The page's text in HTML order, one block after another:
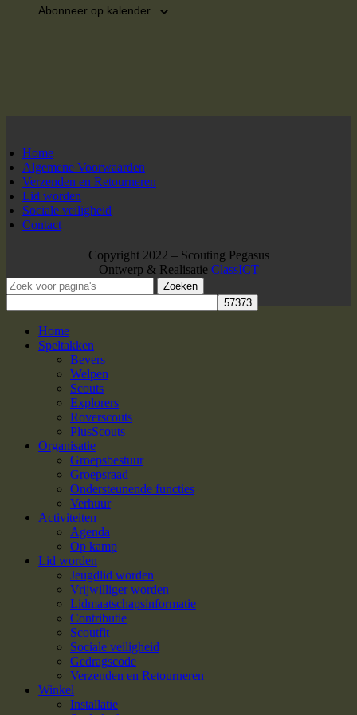
Abonneer op kalender
Home
Algemene Voorwaarden
Verzenden en Retourneren
Lid worden
Sociale veiligheid
Contact
Copyright 2022 – Scouting Pegasus
Ontwerp & Realisatie ClassICT
Zoeken
Home
Speltakken
Bevers
Welpen
Scouts
Explorers
Roverscouts
PlusScouts
Organisatie
Groepsbestuur
Groepsraad
Ondersteunende functies
Verhuur
Activiteiten
Agenda
Op kamp
Lid worden
Jeugdlid worden
Vrijwilliger worden
Lidmaatschapsinformatie
Contributie
Scoutfit
Sociale veiligheid
Gedragscode
Verzenden en Retourneren
Winkel
Installatie